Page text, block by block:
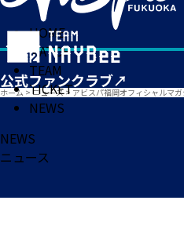
HOME
MATCH
TEAM
TICKET
NEWS
ホーム > ニュース> アビスパ福岡オフィシャルマ
NEWS
ニュース